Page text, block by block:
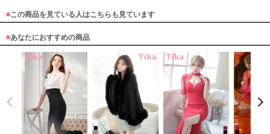
■この商品を見ている人はこちらも見ています
■あなたにおすすめの商品